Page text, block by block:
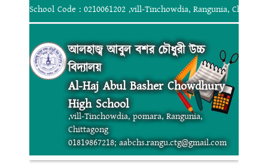
School Code : 0210061202 ,vill-Tinchowdia, Rangunia,
আলহাজ্ব আবুল বশর চৌধুরী উচ্চ
বিদ্যালয়
Al-Haj Abul Basher Chowdhury
High School
,vill-Tinchowdia, pomara, Rangunia,
Chittagong
01819867218; aabchs.rangu.ctg@gmail.com